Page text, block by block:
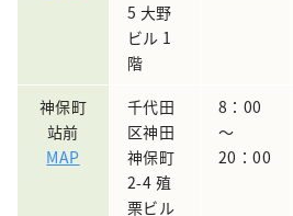
5 大野
ビル 1
階
神保町
站前
MAP
千代田
区神田
神保町
2-4 殖
栗ビル
8：00
～
20：00